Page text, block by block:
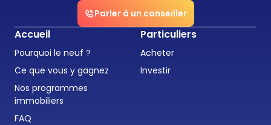
Parler à un conseiller
Accueil
Pourquoi le neuf ?
Ce que vous y gagnez
Nos programmes
immobiliers
FAQ
Particuliers
Acheter
Investir